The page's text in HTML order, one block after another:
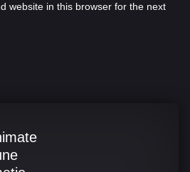
website in this browser for the next